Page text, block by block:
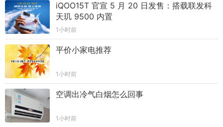
iQOO15T 官宣 5 月 20 日发售：搭载联发科
天玑 9500 内置
1小时前
平价小家电推荐
1小时前
空调出冷气白烟怎么回事
1小时前